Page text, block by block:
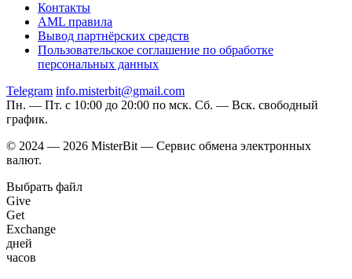
Контакты
AML правила
Вывод партнёрских средств
Пользовательское соглашение по обработке
персональных данных
Telegram info.misterbit@gmail.com
Пн. — Пт. с 10:00 до 20:00 по мск. Сб. — Вск. свободный
график.
© 2024 — 2026 MisterBit — Сервис обмена электронных
валют.
Выбрать файл
Give
Get
Exchange
дней
часов